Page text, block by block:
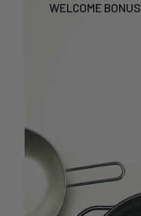
WELCOME BONUS